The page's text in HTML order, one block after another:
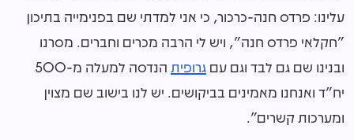
עלינו: פרדס חנה-כרכור, כי אני למדתי שם בפנימייה בתיכון
"חקלאי פרדס חנה", ויש לי הרבה מכרים וחברים. מסרנו
ובנינו שם גם לבד וגם עם גרופית
הנדסה למעלה מ-500
יח"ד ואנחנו מאמינים בביקושים. יש לנו בישוב שם מצוין
ומערכות קשרים".